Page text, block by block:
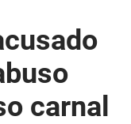
carnal